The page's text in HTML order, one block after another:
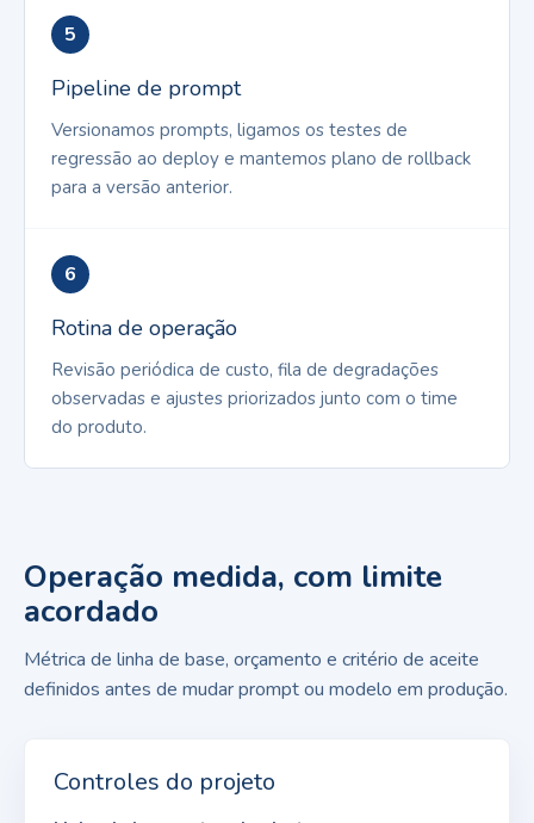
5
Pipeline de prompt
Versionamos prompts, ligamos os testes de
regressão ao deploy e mantemos plano de rollback
para a versão anterior.
6
Rotina de operação
Revisão periódica de custo, fila de degradações
observadas e ajustes priorizados junto com o time
do produto.
Operação medida, com limite
acordado
Métrica de linha de base, orçamento e critério de aceite
definidos antes de mudar prompt ou modelo em produção.
Controles do projeto